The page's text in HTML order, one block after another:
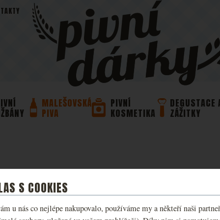
S COOKIES
u nás co nejlépe nakupovalo, používáme my a někteří naši
MALEŠOVSKÁ
PIVA
PIVNÍ
KOSMETIKA
DEGUSTACE
ZÁŽITKY